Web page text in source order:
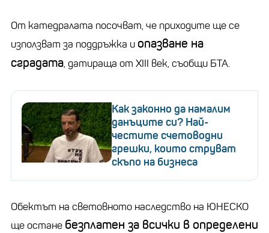
От катедралата посочват, че приходите ще се
използват за поддръжка и опазване на
сградата, датираща от XIII век, съобщи БТА.
Как законно да намалим
данъците си? Най-
честите счетоводни
грешки, които струват
скъпо на бизнеса
Обектът на световното наследство на ЮНЕСКО
ще остане безплатен за всички в определени